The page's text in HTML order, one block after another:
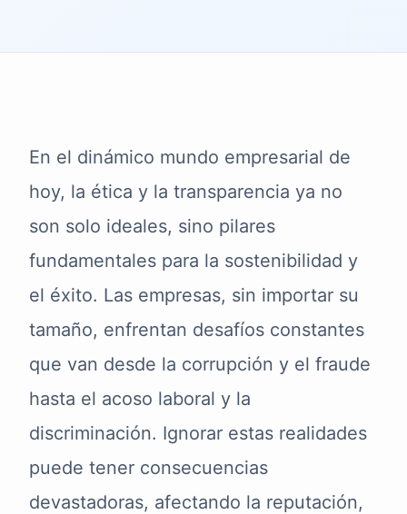
En el dinámico mundo empresarial de
hoy, la ética y la transparencia ya no
son solo ideales, sino pilares
fundamentales para la sostenibilidad y
el éxito. Las empresas, sin importar su
tamaño, enfrentan desafíos constantes
que van desde la corrupción y el fraude
hasta el acoso laboral y la
discriminación. Ignorar estas realidades
puede tener consecuencias
devastadoras, afectando la reputación,